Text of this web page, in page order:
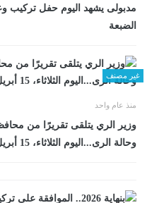
مدبولى يشهد اليوم حفل تركيب
الضبعة
غير مصنف
منذ عام واحد
وزير الري يتلقى تقريرًا من
وحالة الرى...اليوم الثلاثاء، 15 أبريل 2025 09:42 صـ منذ 37 دقيقة